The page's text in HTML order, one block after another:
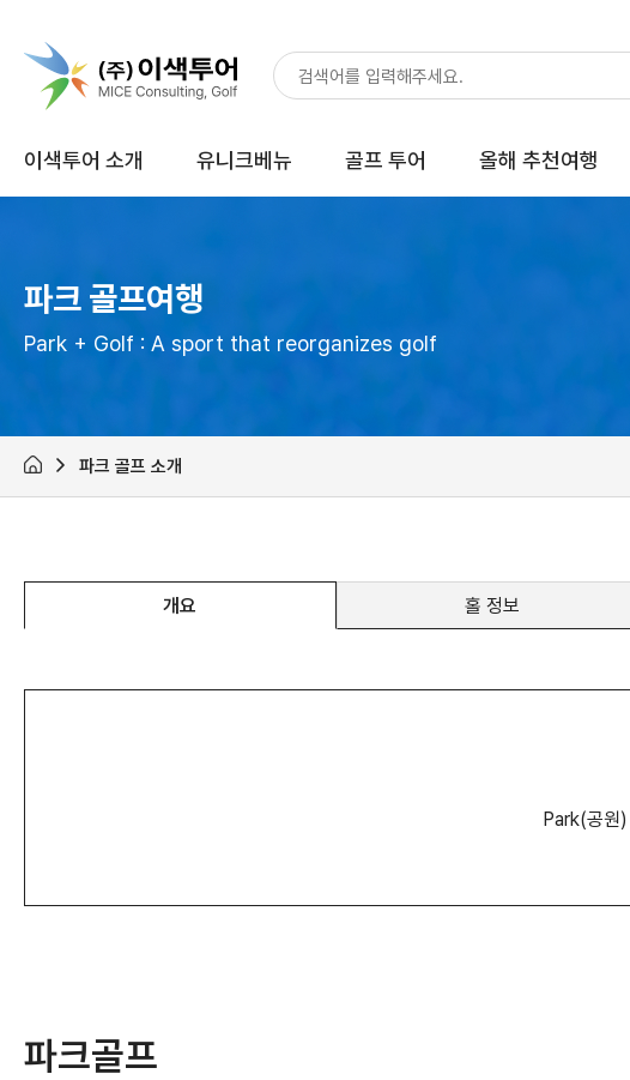
이색투어 소개 유니크베뉴 골프 투어 올해 추천여행
파크 골프여행
Park + Golf : A sport that reorganizes golf
파크 골프 소개
개요 홀 정보
Park(공원
파크골프